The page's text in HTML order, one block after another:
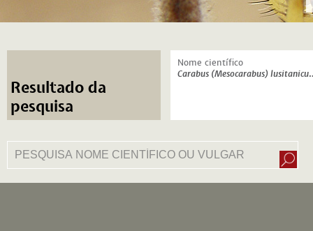
Resultado da
pesquisa
Nome científico
Carabus